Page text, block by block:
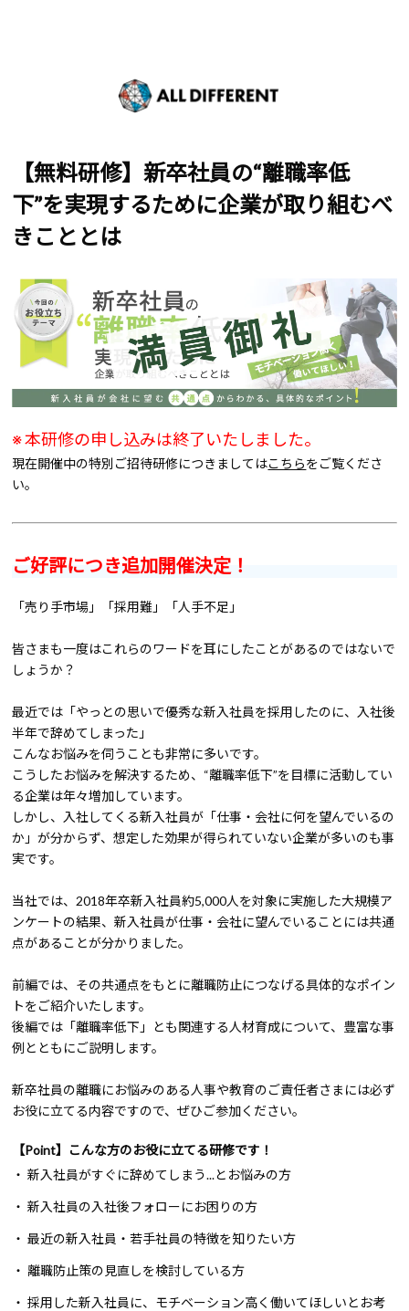
【無料研修】新卒社員の“離職率低
下”を実現するために企業が取り組むべ
きこととは
※ 本研修の申し込みは終了いたしました。
現在開催中の特別ご招待研修につきましてはこちらをご覧くださ
い。
ご好評につき追加開催決定！
「売り手市場」「採用難」「人手不足」
皆さまも一度はこれらのワードを耳にしたことがあるのではないで
しょうか？
最近では「やっとの思いで優秀な新入社員を採用したのに、入社後
半年で辞めてしまった」
こんなお悩みを伺うことも非常に多いです。
こうしたお悩みを解決するため、“離職率低下”を目標に活動してい
る企業は年々増加しています。
しかし、入社してくる新入社員が「仕事・会社に何を望んでいるの
か」が分からず、想定した効果が得られていない企業が多いのも事
実です。
当社では、2018年卒新入社員約5,000人を対象に実施した大規模ア
ンケートの結果、新入社員が仕事・会社に望んでいることには共通
点があることが分かりました。
前編では、その共通点をもとに離職防止につなげる具体的なポイン
トをご紹介いたします。
後編では「離職率低下」とも関連する人材育成について、豊富な事
例とともにご説明します。
新卒社員の離職にお悩みのある人事や教育のご責任者さまには必ず
お役に立てる内容ですので、ぜひご参加ください。
【Point】こんな方のお役に立てる研修です！
・ 新入社員がすぐに辞めてしまう...とお悩みの方
・ 新入社員の入社後フォローにお困りの方
・ 最近の新入社員・若手社員の特徴を知りたい方
・ 離職防止策の見直しを検討している方
・ 採用した新入社員に、モチベーション高く働いてほしいとお考